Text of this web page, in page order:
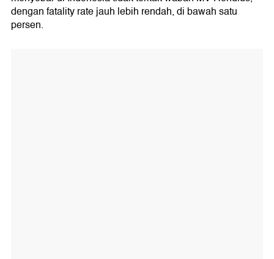
dengan fatality rate jauh lebih rendah, di bawah satu
persen.